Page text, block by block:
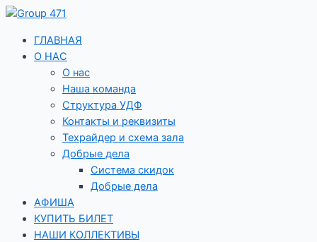
Перейти
содержимому
ГЛАВНАЯ
О НАС
О нас
Наша команда
Структура УДФ
Контакты и реквизиты
Техрайдер и схема зала
Добрые дела
Система скидок
Добрые дела
АФИША
КУПИТЬ БИЛЕТ
НАШИ КОЛЛЕКТИВЫ